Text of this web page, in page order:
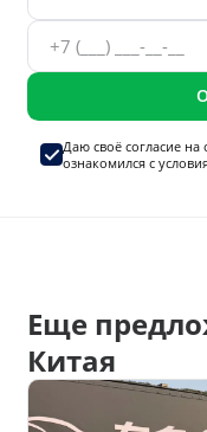
Даю своё согласие на
ознакомился с
Еще
Китая